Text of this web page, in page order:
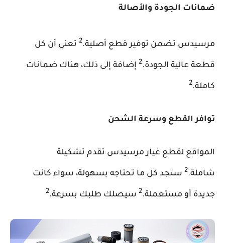
ضمانات الجودة والأصالة
مرسيدس تضمن توفير قطع أصلية.2 تعني أن كل
قطعة عالية الجودة.2 إضافة إلى ذلك، هناك ضمانات
كاملة.2
توافر القطع وسرعة الشحن
المواقع لقطع غيار مرسيدس تقدم تشكيلة
شاملة.2 ستجد كل ما تحتاجه بسهولة، سواء كانت
جديدة أو مستعملة.2 سيصلك طلبك بسرعة.2